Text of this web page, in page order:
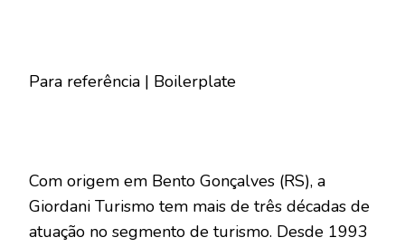
Para referência | Boilerplate
Com origem em Bento Gonçalves (RS), a
Giordani Turismo tem mais de três décadas de
atuação no segmento de turismo. Desde 1993